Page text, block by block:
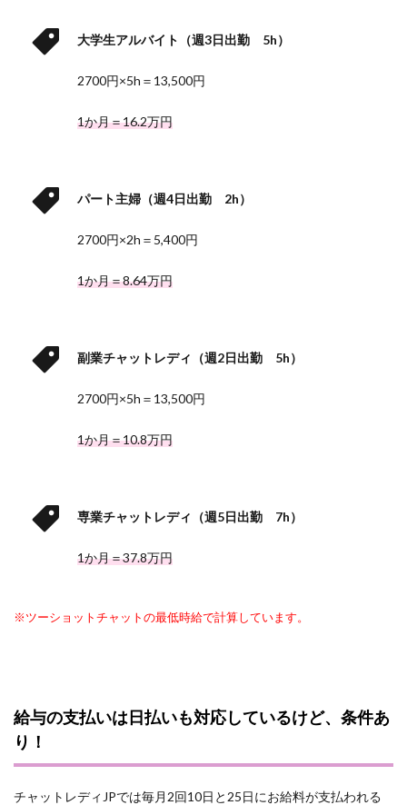
大学生アルバイト（週3日出勤 5h）
2700円×5h＝13,500円
1か月＝16.2万円
パート主婦（週4日出勤 2h）
2700円×2h＝5,400円
1か月＝8.64万円
副業チャットレディ（週2日出勤 5h）
2700円×5h＝13,500円
1か月＝10.8万円
専業チャットレディ（週5日出勤 7h）
1か月＝37.8万円
※ツーショットチャットの最低時給で計算しています。
給与の支払いは日払いも対応しているけど、条件あ
り！
チャットレディJPでは毎月2回10日と25日にお給料が支払われる